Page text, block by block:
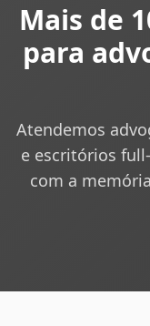
Mais de
para
Atendemos
e escritórios
com a